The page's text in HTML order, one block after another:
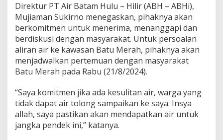
Direktur PT Air Batam Hulu – Hilir (ABH – ABHi),
Mujiaman Sukirno menegaskan, pihaknya akan
berkomitmen untuk menerima, menanggapi dan
berdiskusi dengan masyarakat. Untuk persoalan
aliran air ke kawasan Batu Merah, pihaknya akan
menjadwalkan pertemuan dengan masyarakat
Batu Merah pada Rabu (21/8/2024).
“Saya komitmen jika ada kesulitan air, warga yang
tidak dapat air tolong sampaikan ke saya. Insya
allah, saya pastikan akan mendapatkan air untuk
jangka pendek ini,” katanya.